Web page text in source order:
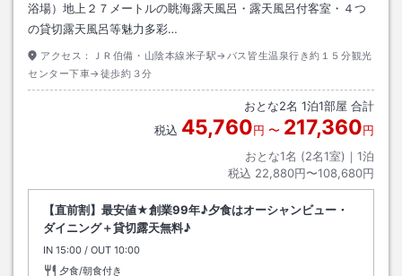
浴場）地上２７メートルの眺海露天風呂・露天風呂付客室・４つ
の貸切露天風呂等魅力多彩…
アクセス：
ＪＲ伯備・山陰本線米子駅→バス皆生温泉行き約１５分観光
センター下車→徒歩約３分
おとな2名 1泊1部屋 合計
税込 45,760円 〜 217,360円
おとな1名 (2名1室)｜ 1泊
税込 22,880円〜108,680円
【直前割】最安値★創業99年♪夕食はオーシャンビュー・
ダイニング＋貸切露天無料♪
IN チェックイン
15:00 / OUT チェックアウト
10:00
夕食/朝食付き